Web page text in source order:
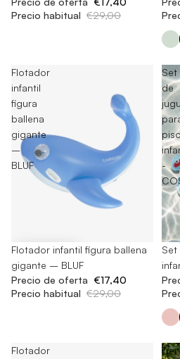
Precio habitual €29,00
Flotador
infantil
figura
ballena
gigante
–
BLUF
-40%
Flotador infantil figura ballena
gigante – BLUF
Precio de oferta €17,40
Precio habitual €29,00
Set
de
-
-
Set
Flotador